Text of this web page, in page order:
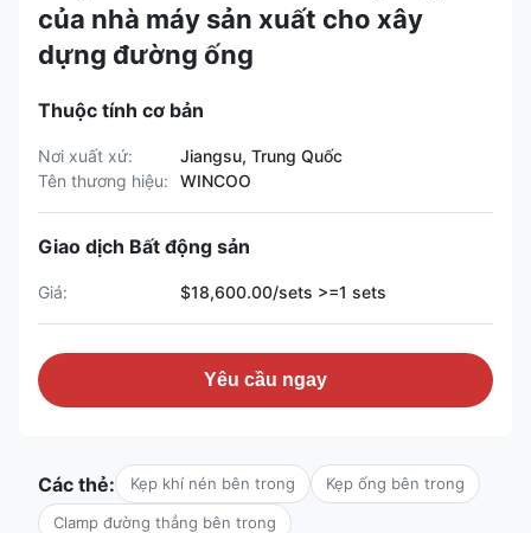
của nhà máy sản xuất cho xây
dựng đường ống
Thuộc tính cơ bản
Nơi xuất xứ:
Jiangsu, Trung Quốc
Tên thương hiệu:
WINCOO
Giao dịch Bất động sản
Giá: $18,600.00/sets >=1 sets
Yêu cầu ngay
Các thẻ: Kẹp khí nén bên trong Kẹp ống bên trong
Clamp đường thẳng bên trong